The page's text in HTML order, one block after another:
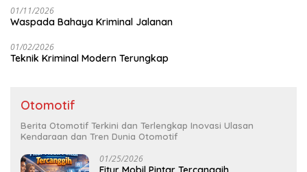
01/11/2026
Waspada Bahaya Kriminal Jalanan
01/02/2026
Teknik Kriminal Modern Terungkap
Otomotif
Berita Otomotif Terkini dan Terlengkap Inovasi Ulasan
Kendaraan dan Tren Dunia Otomotif
01/25/2026